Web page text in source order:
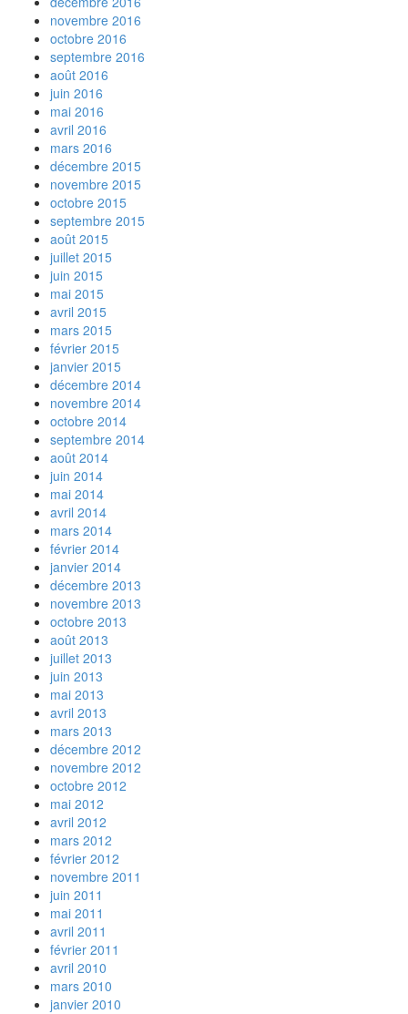
novembre 2016
octobre 2016
septembre 2016
août 2016
juin 2016
mai 2016
avril 2016
mars 2016
décembre 2015
novembre 2015
octobre 2015
septembre 2015
août 2015
juillet 2015
juin 2015
mai 2015
avril 2015
mars 2015
février 2015
janvier 2015
décembre 2014
novembre 2014
octobre 2014
septembre 2014
août 2014
juin 2014
mai 2014
avril 2014
mars 2014
février 2014
janvier 2014
décembre 2013
novembre 2013
octobre 2013
août 2013
juillet 2013
juin 2013
mai 2013
avril 2013
mars 2013
décembre 2012
novembre 2012
octobre 2012
mai 2012
avril 2012
mars 2012
février 2012
novembre 2011
juin 2011
mai 2011
avril 2011
février 2011
avril 2010
mars 2010
janvier 2010